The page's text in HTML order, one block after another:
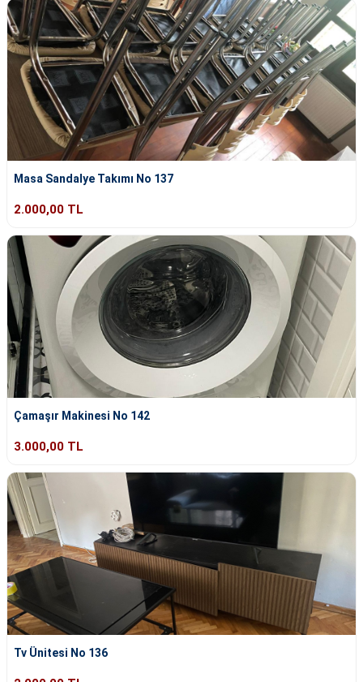
Masa Sandalye Takımı No 137
2.000,00 TL
Çamaşır Makinesi No 142
3.000,00 TL
Tv Ünitesi No 136